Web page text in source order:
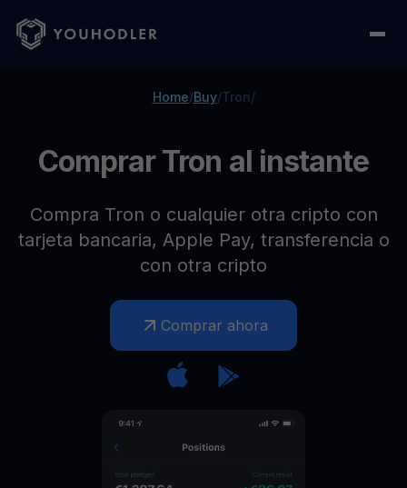
Home/Buy/Tron/
Comprar Tron al instante
Compra Tron o cualquier otra cripto con
tarjeta bancaria, Apple Pay, transferencia o
con otra cripto
Comprar ahora